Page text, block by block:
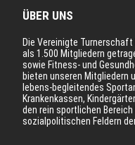
ÜBER UNS
Die Vereinigte Turnerschaft
als 1.500 Mitgliedern
sowie Fitness- und
bieten unseren Mitgliedern
lebens-begleitendes
Krankenkassen,
den rein sportlichen
sozialpolitischen Feldern